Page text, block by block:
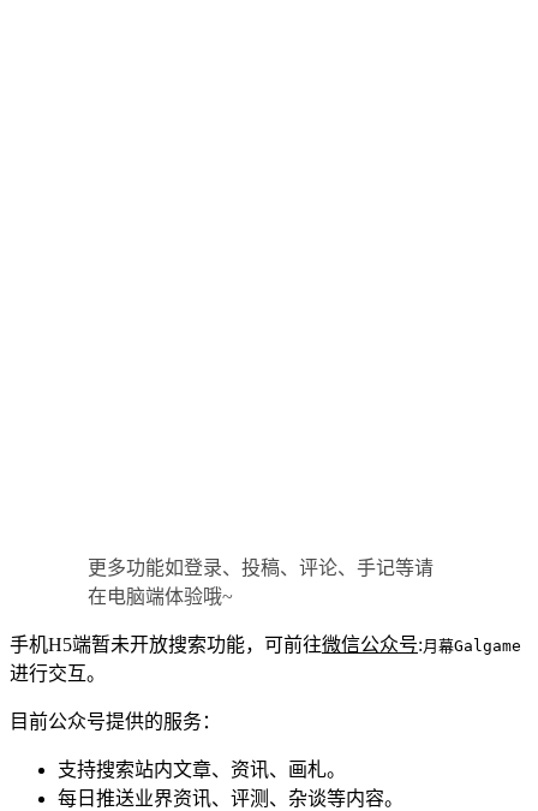
更多功能如登录、投稿、评论、手记等请
在电脑端体验哦~
手机H5端暂未开放搜索功能，可前往微信公众号:月幕Galgame
进行交互。
目前公众号提供的服务：
支持搜索站内文章、资讯、画札。
每日推送业界资讯、评测、杂谈等内容。